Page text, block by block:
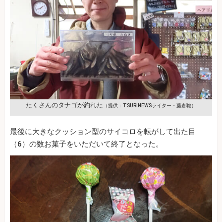
たくさんのタナゴが釣れた （提供：TSURINEWSライター・藤倉聡）
最後に大きなクッション型のサイコロを転がして出た目
（6）の数お菓子をいただいて終了となった。